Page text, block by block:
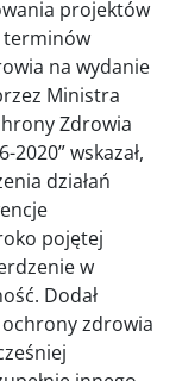
projektów
terminów
na wydanie
Ministra
Zdrowia
wskazał,
działań
pojętej
w
Dodał
zdrowia